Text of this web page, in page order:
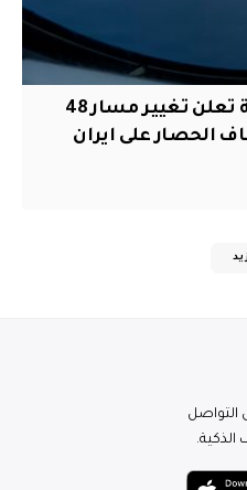
القيادة المركزية الامريكية تعلن تغيير مسار 48
الحصار على ايران
التواصل
الذكية.